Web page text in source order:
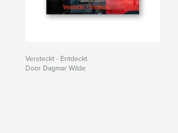
Versteckt - Entdeckt
Door Dagmar Wilde